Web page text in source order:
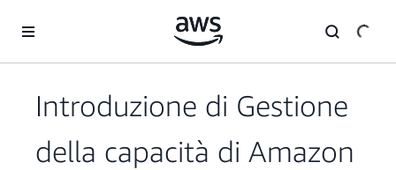
Introduzione di Gestione
della capacità di Amazon